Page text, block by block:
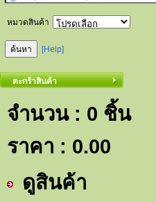
หมวดสินค้า
[Help]
ตะกร้าสินค้า
จำนวน : 0 ชิ้น
ราคา : 0.00
ดูสินค้า